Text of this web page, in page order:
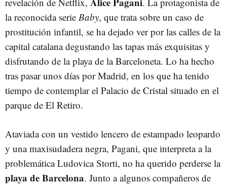
la reconocida serie Baby, que trata sobre un caso de
prostitución infantil, se ha dejado ver por las calles de la
capital catalana degustando las tapas más exquisitas y
disfrutando de la playa de la Barceloneta. Lo ha hecho
tras pasar unos días por Madrid, en los que ha tenido
tiempo de contemplar el Palacio de Cristal situado en el
parque de El Retiro.
Ataviada con un vestido lencero de estampado leopardo
y una maxisudadera negra, Pagani, que interpreta a la
problemática Ludovica Storti, no ha querido perderse la
playa de Barcelona. Junto a algunos compañeros de